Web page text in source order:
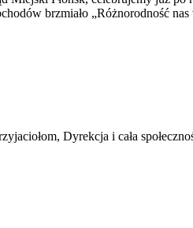
brzmiało „Różnorodność
Dyrekcja i cała